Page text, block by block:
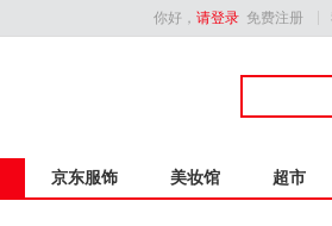
你好， 请登录 免费注册
京东服饰 美妆馆 超市